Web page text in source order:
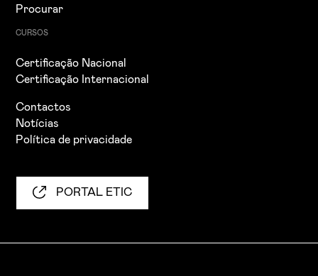
Procurar
CURSOS
Certificação Nacional
Certificação Internacional
Contactos
Notícias
Política de privacidade
PORTAL ETIC